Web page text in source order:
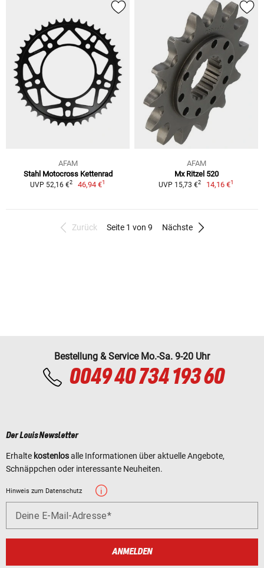
AFAM
Stahl Motocross Kettenrad
UVP 52,16 €2 46,94 €1
AFAM
Mx Ritzel 520
UVP 15,73 €2 14,16 €1
Zurück Seite 1 von 9 Nächste
Bestellung & Service Mo.-Sa. 9-20 Uhr
0049 40 734 193 60
Der Louis Newsletter
Erhalte kostenlosalle Informationen über aktuelle Angebote,
Schnäppchen oder interessante Neuheiten.
Hinweis zum Datenschutz
Deine E-Mail-Adresse
ANMELDEN